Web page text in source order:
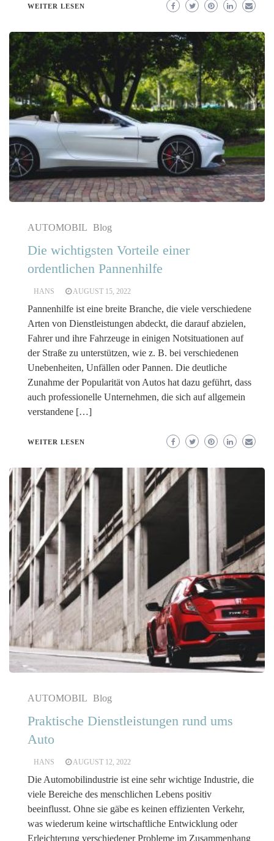
WEITER LESEN
AUTOMOBIL Blog
Die wichtigsten Vorteile einer
ordentlichen Pannenhilfe
HANS AUGUST 15, 2022
Pannenhilfe ist eine breite Branche, die viele verschiedene
Arten von Dienstleistungen abdeckt, die darauf abzielen,
Fahrer und ihre Fahrzeuge in einigen Notsituationen auf
der Straße zu unterstützen, wie z. B. bei verschiedenen
Unebenheiten, Unfällen oder Pannen. Die deutliche
Zunahme der Popularität von Autos hat dazu geführt, dass
auch professionelle Unternehmen, die sich auf allgemein
verstandene […]
WEITER LESEN
AUTOMOBIL Blog
Praktische Dienstleistungen rund ums
Auto
HANS AUGUST 12, 2022
Die Automobilindustrie ist eine sehr wichtige Industrie, die
viele Bereiche des menschlichen Lebens positiv
beeinflusst. Ohne sie gäbe es keinen effizienten Verkehr,
was wiederum keine wirtschaftliche Entwicklung oder
Erleichterung verschiedener Probleme im Zusammenhang